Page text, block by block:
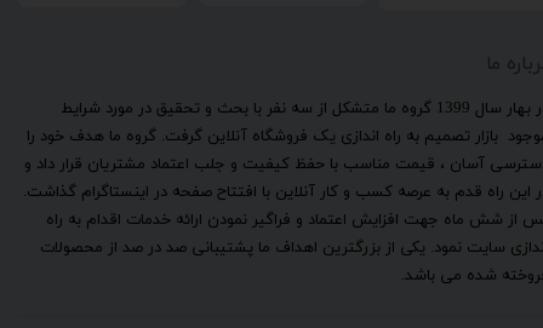
ما
​در بهار سال 1399 گروه ما متشکل از سه نفر با بحث و تحقیق در مورد شرایط
بازار تصمیم به راه اندازی یک فروشگاه آنلاین گرفت. گروه ما هدف خود را
آسان ، قیمت مناسب با حفظ کیفیت و جلب اعتماد مشتریان قرار داد و
این راه قدم به عرصه کسب و کار آنلاین با افتتاح صفحه در اینستاگرام گذاشت.
از شش ماه جهت افزایش اعتماد و فراگیر نمودن ارائه خدمات اقدام به راه
سایت نمود. یکی از بزرگترین اهداف ما پشتیبانی صد در صد از محصولات
شده می باشد.